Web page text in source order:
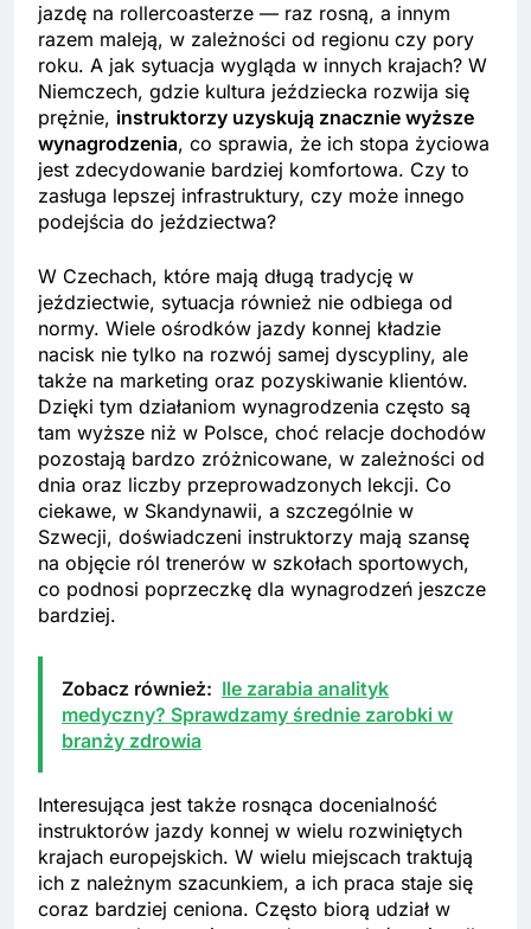
jazdę na rollercoasterze — raz rosną, a innym
razem maleją, w zależności od regionu czy pory
roku. A jak sytuacja wygląda w innych krajach? W
Niemczech, gdzie kultura jeździecka rozwija się
prężnie, instruktorzy uzyskują znacznie wyższe
wynagrodzenia, co sprawia, że ich stopa życiowa
jest zdecydowanie bardziej komfortowa. Czy to
zasługa lepszej infrastruktury, czy może innego
podejścia do jeździectwa?
W Czechach, które mają długą tradycję w
jeździectwie, sytuacja również nie odbiega od
normy. Wiele ośrodków jazdy konnej kładzie
nacisk nie tylko na rozwój samej dyscypliny, ale
także na marketing oraz pozyskiwanie klientów.
Dzięki tym działaniom wynagrodzenia często są
tam wyższe niż w Polsce, choć relacje dochodów
pozostają bardzo zróżnicowane, w zależności od
dnia oraz liczby przeprowadzonych lekcji. Co
ciekawe, w Skandynawii, a szczególnie w
Szwecji, doświadczeni instruktorzy mają szansę
na objęcie ról trenerów w szkołach sportowych,
co podnosi poprzeczkę dla wynagrodzeń jeszcze
bardziej.
Zobacz również: Ile zarabia analityk
medyczny? Sprawdzamy średnie zarobki w
branży zdrowia
Interesująca jest także rosnąca docenialność
instruktorów jazdy konnej w wielu rozwiniętych
krajach europejskich. W wielu miejscach traktują
ich z należnym szacunkiem, a ich praca staje się
coraz bardziej ceniona. Często biorą udział w